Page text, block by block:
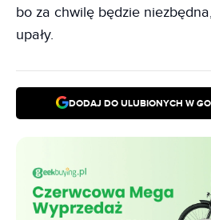
bo za chwilę będzie
upały.
DODAJ DO ULUBIONYCH W